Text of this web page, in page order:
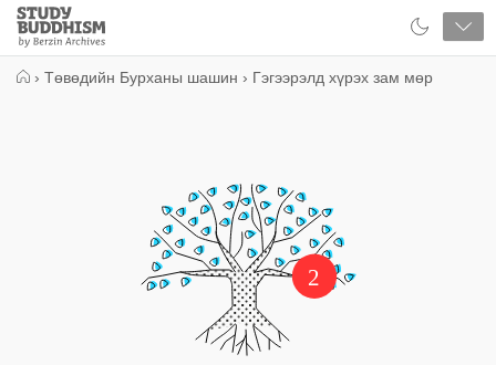
Close
Study
Buddhism
› Төвөдийн Бурханы шашин › Гэгээрэлд хүрэх зам мөр
2